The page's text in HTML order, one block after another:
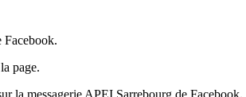
Facebook.
page.
la messagerie APEI Sarrebourg de Facebook.